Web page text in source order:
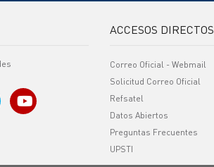
ACCESOS DIRECTOS
Correo Oficial - Webmail
Solicitud Correo Oficial
Refsatel
Datos Abiertos
Preguntas Frecuentes
UPSTI